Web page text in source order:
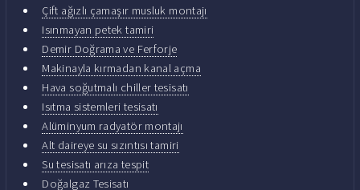
Çift ağızlı çamaşır musluk montajı
Isınmayan petek tamiri
Demir Doğrama ve Ferforje
Makinayla kırmadan kanal açma
Hava soğutmalı chiller tesisatı
Isıtma sistemleri tesisatı
Alüminyum radyatör montajı
Alt daireye su sızıntısı tamiri
Su tesisatı arıza tespit
Doğalgaz Tesisatı